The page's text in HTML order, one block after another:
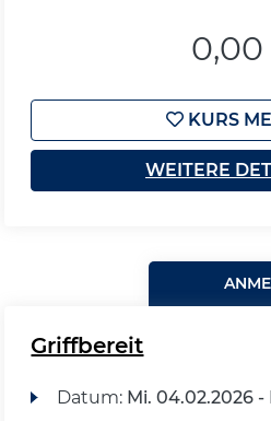
KURS
WEITERE
Griffbereit
Datum: Mi. 04.02.2026 -